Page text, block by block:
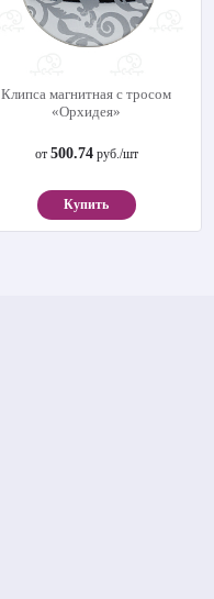
Клипса магнитная с тросом
«Орхидея»
от 500.74руб./шт
Купить